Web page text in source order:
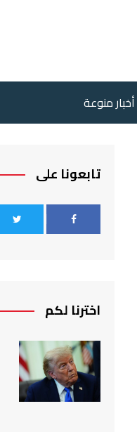
أخبار منوعة
تابعونا على
اخترنا لكم